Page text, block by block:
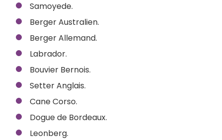
Samoyede.
Berger Australien.
Berger Allemand.
Labrador.
Bouvier Bernois.
Setter Anglais.
Cane Corso.
Dogue de Bordeaux.
Leonberg.